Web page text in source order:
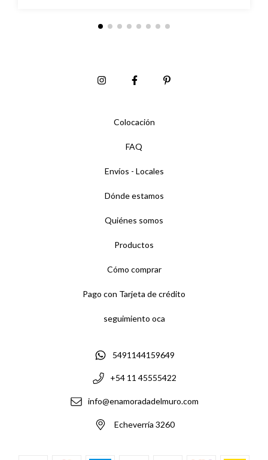
Colocación
FAQ
Envíos - Locales
Dónde estamos
Quiénes somos
Productos
Cómo comprar
Pago con Tarjeta de crédito
seguimiento oca
5491144159649
+54 11 45555422
info@enamoradadelmuro.com
Echeverría 3260